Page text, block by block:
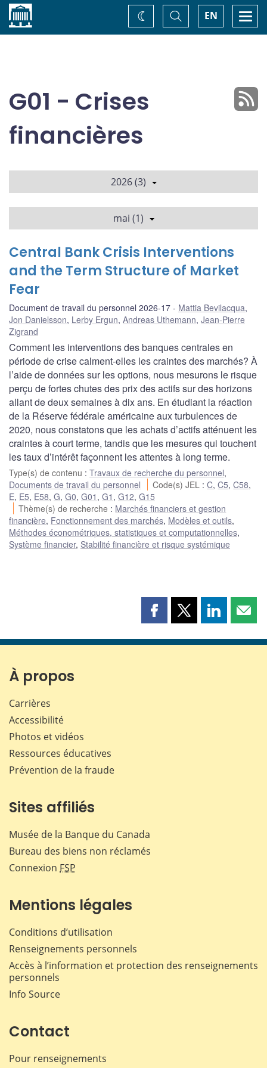
Accueil EN
Basculer
la
recherche
Changez
de
G01 - Crises
financières
2026 (3)
mai (1)
Central Bank Crisis Interventions
and the Term Structure of Market
Fear
Document de travail du personnel 2026-17 Mattia Bevilacqua,
Jon Danielsson, Lerby Ergun, Andreas Uthemann, Jean-Pierre
Zigrand
Comment les interventions des banques centrales en
période de crise calment-elles les craintes des marchés? À
l’aide de données sur les options, nous mesurons le risque
perçu de fortes chutes des prix des actifs sur des horizons
allant de deux semaines à dix ans. En étudiant la réaction
de la Réserve fédérale américaine aux turbulences de
2020, nous constatons que les achats d’actifs atténuent les
craintes à court terme, tandis que les mesures qui touchent
les taux d’intérêt façonnent les attentes à long terme.
Type(s) de contenu : Travaux de recherche du personnel,
Documents de travail du personnel
Code(s) JEL :C,C5,C58,
E, E5, E58, G, G0, G01 , G1 , G12, G15
Thème(s) de recherche : Marchés financiers et gestion
financière, Fonctionnement des marchés, Modèles et outils,
Méthodes économétriques, statistiques et computationnelles,
Système financier, Stabilité financière et risque systémique
Partager
page
Partager
page
Partager
page page
À propos
Carrières
Accessibilité
Photos et vidéos
Ressources éducatives
Prévention de la fraude
Sites affiliés
Musée de la Banque du Canada
Bureau des biens non réclamés
Connexion FSP
Mentions légales
Conditions d’utilisation
Renseignements personnels
Accès à l’information et protection des renseignements
personnels
Info Source
Contact
Pour renseignements